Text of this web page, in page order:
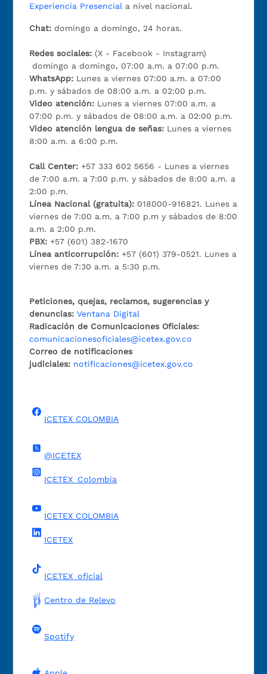
Experiencia Presencial a nivel nacional.
Chat: domingo a domingo, 24 horas.
Redes sociales: (X - Facebook - Instagram)
domingo a domingo, 07:00 a.m. a 07:00 p.m.
WhatsApp: Lunes a viernes 07:00 a.m. a 07:00
p.m. y sábados de 08:00 a.m. a 02:00 p.m.
Video atención: Lunes a viernes 07:00 a.m. a
07:00 p.m. y sábados de 08:00 a.m. a 02:00 p.m.
Video atención lengua de señas: Lunes a viernes
8:00 a.m. a 6:00 p.m.
Call Center:+57 333 602 5656 - Lunes a viernes
de 7:00 a.m. a 7:00 p.m. y sábados de 8:00 a.m. a
2:00 p.m.
Línea Nacional (gratuita): 018000-916821. Lunes a
viernes de 7:00 a.m. a 7:00 p.m y sábados de 8:00
a.m. a 2:00 p.m.
PBX:+57 (601) 382-1670
Línea anticorrupción:+57 (601) 379-0521. Lunes a
viernes de 7:30 a.m. a 5:30 p.m.
Peticiones, quejas, reclamos, sugerencias y
denuncias: Ventana Digital
Radicación de Comunicaciones Oficiales:
comunicacionesoficiales@icetex.gov.co
Correo de notificaciones
judiciales: notificaciones@icetex.gov.co
ICETEX COLOMBIA
@ICETEX
ICETEX_Colombia
ICETEX COLOMBIA
ICETEX
ICETEX_oficial
Centro de Relevo
Spotify